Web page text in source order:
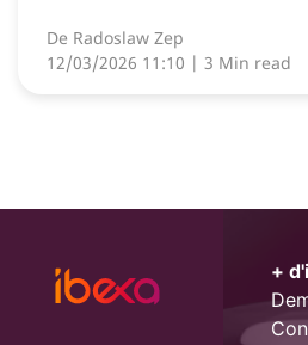
De Radoslaw Zep
12/03/2026 11:10 | 3 Min read